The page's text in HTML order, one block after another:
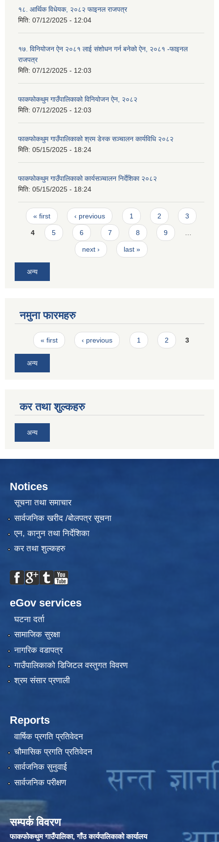
१८. आर्थिक विधेयक, २०८२ फाइनल राजपत्र
मिति: 07/12/2025 - 12:04
१७. विनियोजन ऐन २०८१ लाई संशोधन गर्न बनेको ऐन, २०८१ -फाइनल
राजपत्र
मिति: 07/12/2025 - 12:03
फाकफोकथुम गाउँपालिकाको विनियोजन ऐन, २०८२
मिति: 07/12/2025 - 12:03
फाकफोकथुम गाउँपालिकाको श्रम डेस्क सञ्चालन कार्यविधि २०८२
मिति: 05/15/2025 - 18:24
फाकफोकथुम गाउँपालिकाको कार्यसञ्चालन निर्देशिका २०८२
मिति: 05/15/2025 - 18:24
Pages
« first ‹ previous 1 2 3
4 5 6 7 8 9
next › last »
अन्य
नमुना फारमहरु
Pages
« first ‹ previous 1 2 3
अन्य
कर तथा शुल्कहरु
अन्य
Notices
सूचना तथा समाचार
सार्वजनिक खरीद /बोलपत्र सूचना
एन, कानुन तथा निर्देशिका
कर तथा शुल्कहरु
eGov services
घटना दर्ता
सामाजिक सुरक्षा
नागरिक वडापत्र
गाउँपालिकाको डिजिटल वस्तुगत विवरण
श्रम संसार प्रणाली
Reports
वार्षिक प्रगति प्रतिवेदन
चौमासिक प्रगति प्रतिवेदन
सार्वजनिक सुनुवाई
सार्वजनिक परीक्षण
सम्पर्क विवरण
फाकफोकथुम गाउँपालिका, गाँउ कार्यपालिकाको कार्यालय